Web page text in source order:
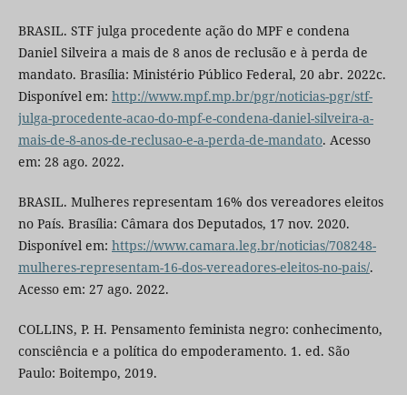
BRASIL. STF julga procedente ação do MPF e condena
Daniel Silveira a mais de 8 anos de reclusão e à perda de
mandato. Brasília: Ministério Público Federal, 20 abr. 2022c.
Disponível em: http://www.mpf.mp.br/pgr/noticias-pgr/stf-
julga-procedente-acao-do-mpf-e-condena-daniel-silveira-a-
mais-de-8-anos-de-reclusao-e-a-perda-de-mandato. Acesso
em: 28 ago. 2022.
BRASIL. Mulheres representam 16% dos vereadores eleitos
no País. Brasília: Câmara dos Deputados, 17 nov. 2020.
Disponível em: https://www.camara.leg.br/noticias/708248-
mulheres-representam-16-dos-vereadores-eleitos-no-pais/.
Acesso em: 27 ago. 2022.
COLLINS, P. H. Pensamento feminista negro: conhecimento,
consciência e a política do empoderamento. 1. ed. São
Paulo: Boitempo, 2019.